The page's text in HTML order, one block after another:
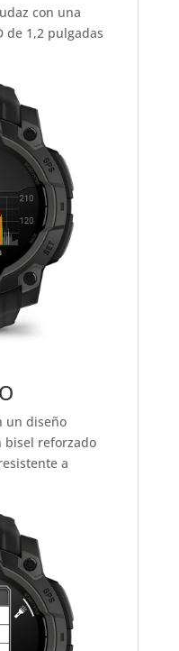
con una
de 1,2 pulgadas
un diseño
bisel reforzado
a